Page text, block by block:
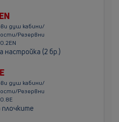
душ кабини/
Резервни
настройка (2 бр.)
душ кабини/
Резервни